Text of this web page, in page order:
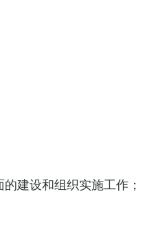
建设和组织实施工作；